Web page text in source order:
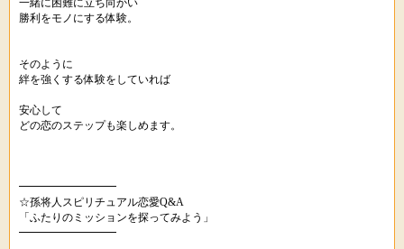
一緒に困難に立ち向かい
勝利をモノにする体験。
そのように
絆を強くする体験をしていれば
安心して
どの恋のステップも楽しめます。
━━━━━━━━━
☆孫将人スピリチュアル恋愛Q&A
「ふたりのミッションを探ってみよう」
━━━━━━━━━